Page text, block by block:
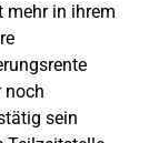
mehr in ihrem
noch
sein